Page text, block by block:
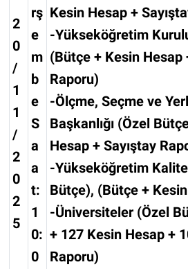
2
0
/
1
1
/
2
0
2
5
rş
e
m
b
e
S
a
a
t:
1
0:
0
Kesin Hesap +
-Yükseköğretim
(Bütçe + Kesin Hesap
Raporu)
-Ölçme, Seçme ve
Başkanlığı (Özel
Hesap + Sayıştay
-Yükseköğretim
Bütçe), (Bütçe +
-Üniversiteler (Özel
+ 127 Kesin Hesap +
Raporu)